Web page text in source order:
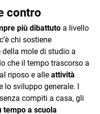
contro
più dibattuto a livello
chi sostiene
della mole di studio a
che il tempo trascorso a
riposo e alle attività
lo sviluppo generale. I
compiti a casa, gli
tempo a scuola